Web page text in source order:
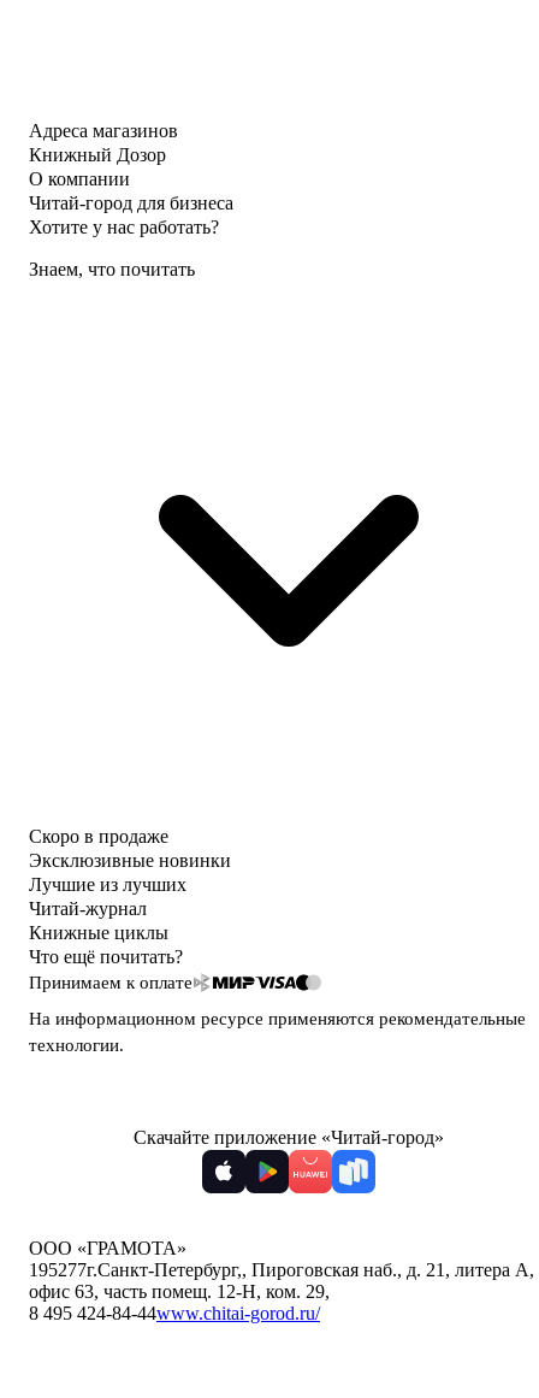
Адреса магазинов
Книжный Дозор
О компании
Читай-город для бизнеса
Хотите у нас работать?
Знаем, что почитать
Скоро в продаже
Эксклюзивные новинки
Лучшие из лучших
Читай-журнал
Книжные циклы
Что ещё почитать?
Принимаем к оплате
На информационном ресурсе применяются рекомендательные
технологии.
Скачайте приложение «Читай-город»
ООО «ГРАМОТА»
195277г.Санкт-Петербург,, Пироговская наб., д. 21, литера А,
офис 63, часть помещ. 12-Н, ком. 29,
8 495 424-84-44www.chitai-gorod.ru/